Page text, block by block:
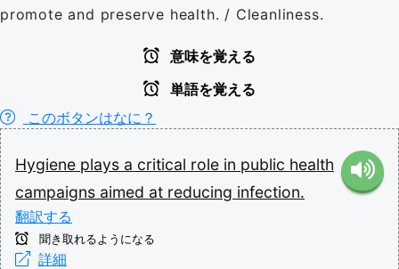
promote and preserve health. / Cleanliness.
意味を覚える
単語を覚える
このボタンはなに？
Hygiene plays a critical role in public health
campaigns aimed at reducing infection.
翻訳する
聞き取れるようになる
詳細